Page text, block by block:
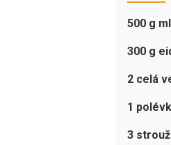
500 g
300 g
2 celá
1
3